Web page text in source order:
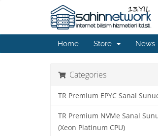
Home Store News
Categories
TR Premium EPYC Sanal
TR Premium NVMe Sanal
(Xeon Platinum CPU)